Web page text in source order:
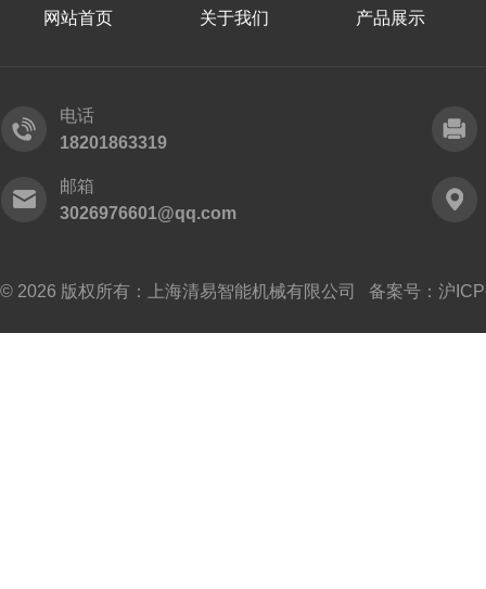
网站首页 关于我们 产品展示
电话
18201863319
邮箱
3026976601@qq.com
© 2026 版权所有：上海清易智能机械有限公司 备案号： 沪